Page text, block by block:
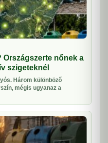
Országszerte nőnek a
szigeteknél
Három különböző
mégis ugyanaz a